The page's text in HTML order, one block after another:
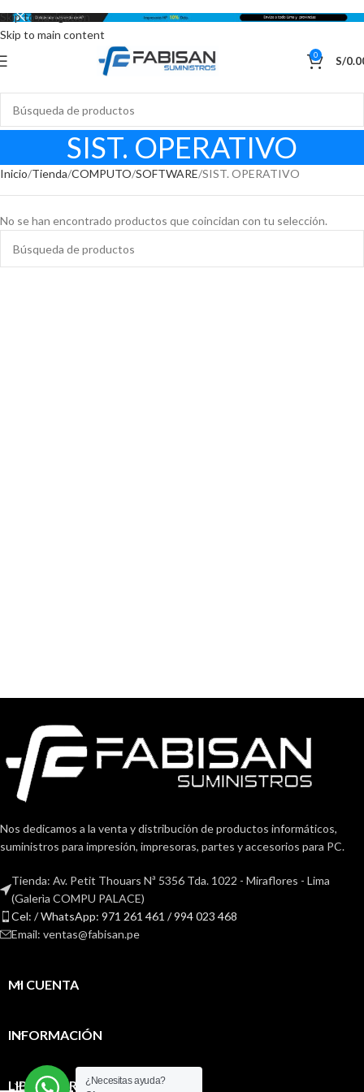
Skip to navigation
Skip to main content
0 S/
SIST. OPERATIVO
Inicio Tienda COMPUTO SOFTWARE SIST. OPERATIVO
No se han encontrado productos que coincidan con tu selección.
Nos dedicamos a la venta y distribución de productos informáticos,
suministros para impresión, impresoras, partes y accesorios para PC.
Tienda: Av. Petit Thouars Nª 5356 Tda. 1022 - Miraflores - Lima
(Galerìa COMPU PALACE)
Cel: / WhatsApp: 971 261 461 / 994 023 468
Email: ventas@fabisan.pe
MI CUENTA
INFORMACIÓN
LIBRO DE RECLAMACIONES
¿Necesitas ayuda?